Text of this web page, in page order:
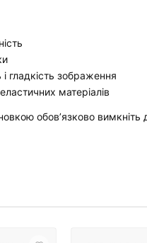
і гладкість зображення
матеріалів
обов’язково